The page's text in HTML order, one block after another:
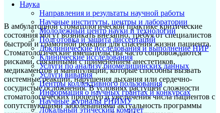
Наука
Направления и результаты научной работы
Научные институты, центры и лаборатории
Молодежный центр науки и технологий
Подготовка и защита диссертаций
Доклинические исследования и выполнение НИР
Клинические исследования
Услуги по анализу биомедицинских данных
Услуги вивария
Центры коллективного пользования
Информация о научных грантах и конкурсах
Научные журналы РНИМУ
Локальный этический комитет
В амбулаторной стоматологической практике критические
состояния могут возникать внезапно, требуя от специалистов
быстрой и грамотной реакции для спасения жизни пациента.
Стоматологические вмешательства часто сопровождаются
рисками, связанными с применением анестетиков,
медикаментов и манипуляций, которые способны вызвать
системные реакции, нарушения дыхания или сердечно-
сосудистые осложнения. В условиях растущей сложности
стоматологических процедур и увеличения числа пациентов с
сопутствующими заболеваниями актуальность программы